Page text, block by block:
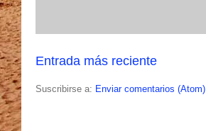
Entrada más reciente
Suscribirse a: Enviar comentarios (Atom)